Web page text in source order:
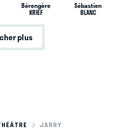
Bérengère
KRIEF
Sébastien
BLANC
plus
JARRY